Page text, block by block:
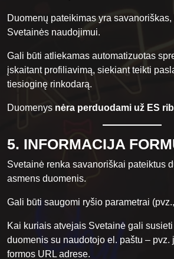
Duomenų pateikimas yra
Svetainės naudojimui.
Gali būti atliekamas automatizuotas
įskaitant profiliavimą, siekiant teikti
tiesioginę rinkodarą.
Duomenys nėra perduodami už ES
5. INFORMACIJA
Svetainė renka savanoriškai pateiktus
asmens duomenis.
Gali būti saugomi ryšio parametrai
Kai kuriais atvejais Svetainė gali
duomenis su naudotojo el. paštu – pvz.
formos URL adrese.